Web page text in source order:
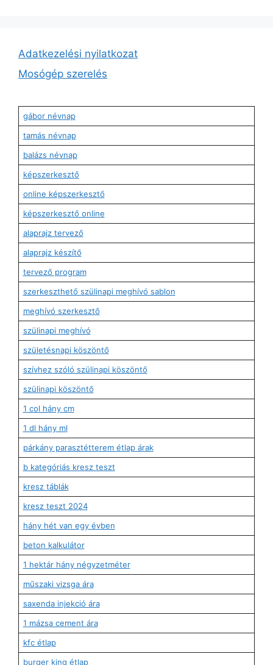
Adatkezelési nyilatkozat
Mosógép szerelés
gábor névnap
tamás névnap
balázs névnap
képszerkesztő
online képszerkesztő
képszerkesztő online
alaprajz tervező
alaprajz készítő
tervező program
szerkeszthető szülinapi meghívó sablon
meghívó szerkesztő
szülinapi meghívó
születésnapi köszöntő
szívhez szóló szülinapi köszöntő
szülinapi köszöntő
1 col hány cm
1 dl hány ml
párkány parasztétterem étlap árak
b kategóriás kresz teszt
kresz táblák
kresz teszt 2024
hány hét van egy évben
beton kalkulátor
1 hektár hány négyzetméter
műszaki vizsga ára
saxenda injekció ára
1 mázsa cement ára
kfc étlap
burger king étlap